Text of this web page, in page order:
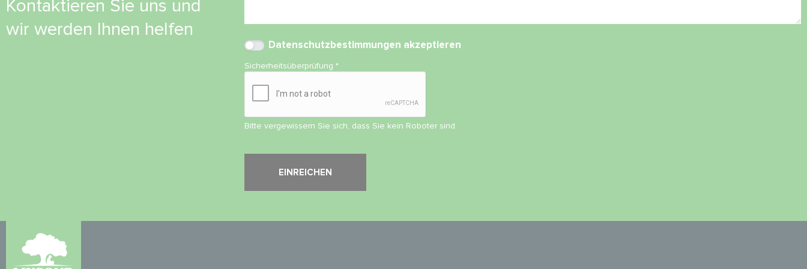
Kontaktieren Sie uns und
wir werden Ihnen helfen
Datenschutzbestimmungen akzeptieren
Sicherheitsüberprüfung*
Bitte vergewissern Sie sich, dass Sie kein Roboter sind.